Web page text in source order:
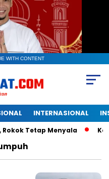
WITH CONTENT
INTERNASIONAL
Tetap Menyala